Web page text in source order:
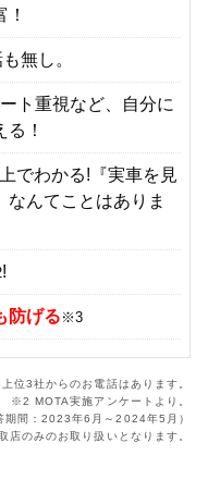
無し。
ト重視など、自分に
！
でわかる!『実車を見
んてことはありま
!
防げる ※3
位3社からのお電話はあります。
※2 MOTA実施アンケートより。
期間：2023年6月～2024年5月）
のみのお取り扱いとなります。